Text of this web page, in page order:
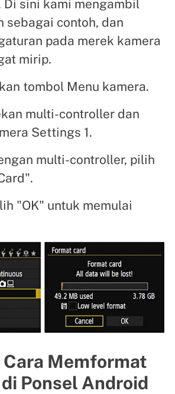
Di sini kami mengambil
sebagai contoh, dan
pada merek kamera
mirip.
tombol Menu kamera.
multi-controller dan
Settings 1.
multi-controller, pilih
"OK" untuk memulai
Cara Memformat
Ponsel Android